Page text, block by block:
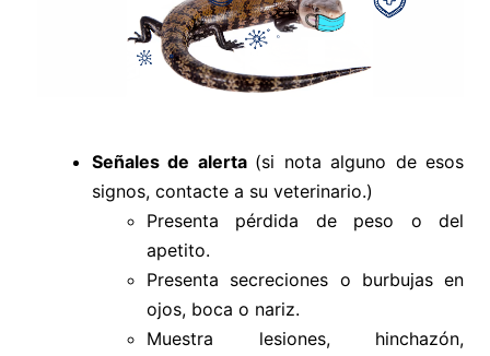
Señales de alerta (si nota alguno de esos
signos, contacte a su veterinario.)
Presenta pérdida de peso o del
apetito.
Presenta secreciones o burbujas en
ojos, boca o nariz.
Muestra lesiones, hinchazón,